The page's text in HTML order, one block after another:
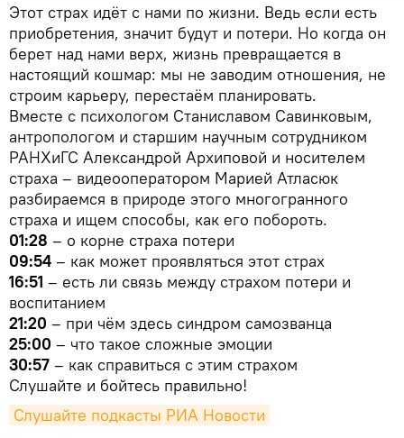
Этот страх идёт с нами по жизни. Ведь если есть
приобретения, значит будут и потери. Но когда он
берет над нами верх, жизнь превращается в
настоящий кошмар: мы не заводим отношения, не
строим карьеру, перестаём планировать.
Вместе с психологом Станиславом Савинковым,
антропологом и старшим научным сотрудником
РАНХиГС Александрой Архиповой и носителем
страха – видеооператором Марией Атласюк
разбираемся в природе этого многогранного
страха и ищем способы, как его побороть.
01:28 – о корне страха потери
09:54 – как может проявляться этот страх
16:51 – есть ли связь между страхом потери и
воспитанием
21:20 – при чём здесь синдром самозванца
25:00 – что такое сложные эмоции
30:57 – как справиться с этим страхом
Слушайте и бойтесь правильно!
Слушайте подкасты РИА Новости